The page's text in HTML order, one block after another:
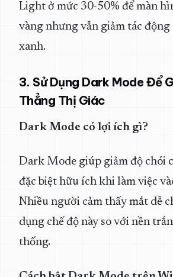
Light ở mức 30-50% để màn
vàng nhưng vẫn giảm tác động
xanh.
3. Sử Dụng Dark Mode Để
Thẳng Thị Giác
Dark Mode có lợi ích gì?
Dark Mode giúp giảm độ chói
đặc biệt hữu ích khi làm việc
Nhiều người cảm thấy mắt dễ
dụng chế độ này so với nền
thống.